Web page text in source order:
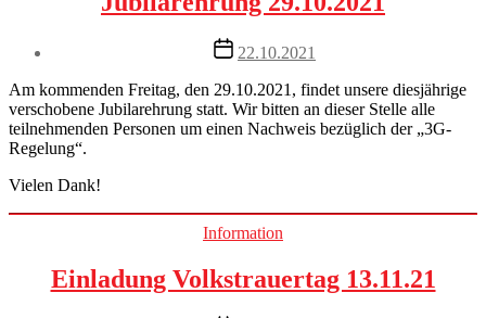
Post
date
22.10.2021
Am kommenden Freitag, den 29.10.2021, findet unsere diesjährige
verschobene Jubilarehrung statt. Wir bitten an dieser Stelle alle
teilnehmenden Personen um einen Nachweis bezüglich der „3G-
Regelung“.
Vielen Dank!
Categories
Information
Einladung Volkstrauertag 13.11.21